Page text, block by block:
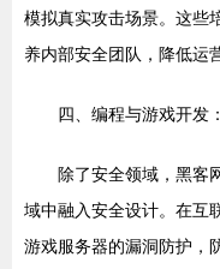
模拟真实攻击场景。这些
养内部安全团队，降低运
四、编程与游戏开发
除了安全领域，黑客
域中融入安全设计。在互
游戏服务器的漏洞防护，